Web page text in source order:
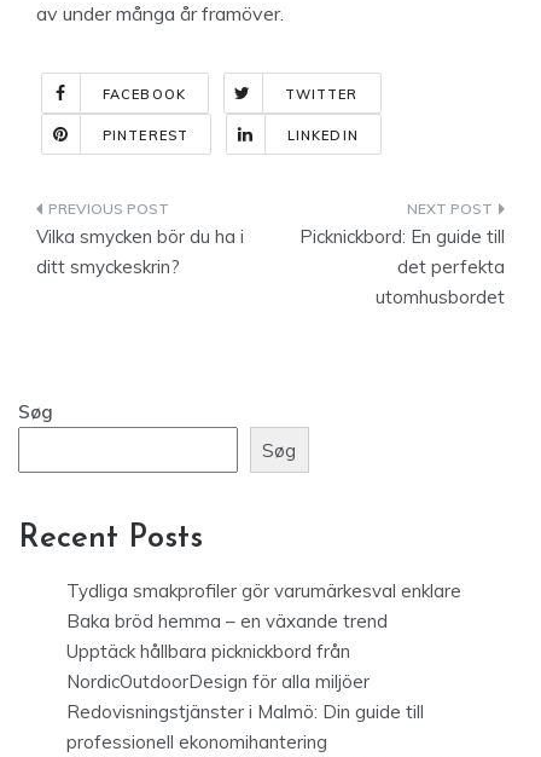
av under många år framöver.
FACEBOOK TWITTER
PINTEREST LINKEDIN
Indlægsnavigation
Vilka smycken bör du ha i
ditt smyckeskrin?
Picknickbord: En guide till
det perfekta
utomhusbordet
Søg
Søg
Recent Posts
Tydliga smakprofiler gör varumärkesval enklare
Baka bröd hemma – en växande trend
Upptäck hållbara picknickbord från
NordicOutdoorDesign för alla miljöer
Redovisningstjänster i Malmö: Din guide till
professionell ekonomihantering